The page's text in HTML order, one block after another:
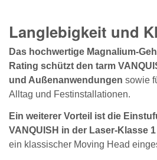
Langlebigkeit und
Das hochwertige Magnalium-
Rating schützt den tarm
und Außenanwendungen sowie
Alltag und Festinstallationen.
Ein weiterer Vorteil ist die
VANQUISH in der Laser-Klasse 1
ein klassischer Moving Head